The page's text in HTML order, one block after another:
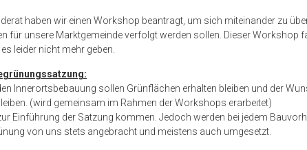
haben wir einen Workshop beantragt, um sich miteinander zu
für unsere Marktgemeinde verfolgt werden sollen. Dieser Workshop
leider nicht mehr geben.
Innerortsbebauung sollen Grünflächen erhalten bleiben und der
(wird gemeinsam im Rahmen der Workshops erarbeitet)
Einführung der Satzung kommen. Jedoch werden bei jedem
von uns stets angebracht und meistens auch umgesetzt.